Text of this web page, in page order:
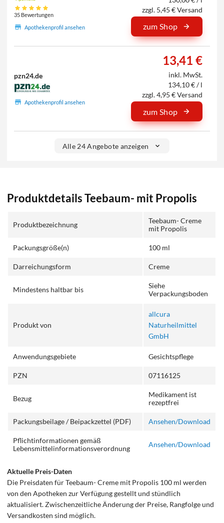
35 Bewertungen
Apothekenprofil ansehen
zzgl. 5,45 € Versand
zum Shop
pzn24.de
Apothekenprofil ansehen
13,41 €
inkl. MwSt.
134,10 € / l
zzgl. 4,95 € Versand
zum Shop
Alle 24 Angebote anzeigen
Produktdetails Teebaum- mit Propolis
Produktbezeichnung
Teebaum- Creme
mit Propolis
Packungsgröße(n) 100 ml
Darreichungsform Creme
Mindestens haltbar bis
Siehe
Verpackungsboden
Produkt von
allcura
Naturheilmittel
GmbH
Anwendungsgebiete Gesichtspflege
PZN 07116125
Bezug
Medikament ist
rezeptfrei
Packungsbeilage / Beipackzettel (PDF) Ansehen/Download
Pflichtinformationen gemäß
Lebensmittelinformationsverordnung
Ansehen/Download
Aktuelle Preis-Daten
Die Preisdaten für Teebaum- Creme mit Propolis 100 ml werden
von den Apotheken zur Verfügung gestellt und stündlich
aktualisiert. Zwischenzeitliche Änderung der Preise, Rangfolge und
Versandkosten sind möglich.